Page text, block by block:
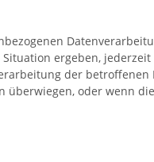
ergeben,
der
überwiegen, oder wenn